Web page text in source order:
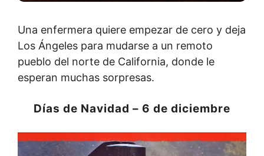
Una enfermera quiere empezar de cero y deja
Los Ángeles para mudarse a un remoto
pueblo del norte de California, donde le
esperan muchas sorpresas.
Días de Navidad – 6 de diciembre